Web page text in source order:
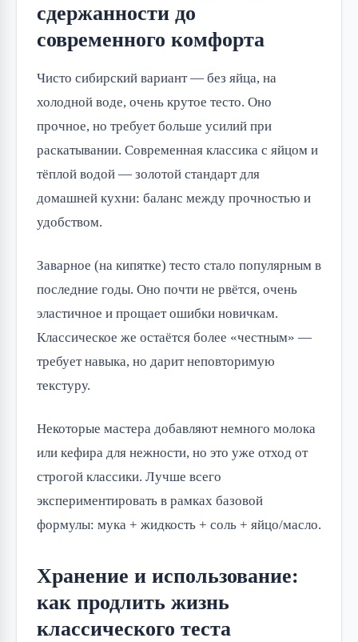
сдержанности до
современного комфорта
Чисто сибирский вариант — без яйца, на
холодной воде, очень крутое тесто. Оно
прочное, но требует больше усилий при
раскатывании. Современная классика с яйцом и
тёплой водой — золотой стандарт для
домашней кухни: баланс между прочностью и
удобством.
Заварное (на кипятке) тесто стало популярным в
последние годы. Оно почти не рвётся, очень
эластичное и прощает ошибки новичкам.
Классическое же остаётся более «честным» —
требует навыка, но дарит неповторимую
текстуру.
Некоторые мастера добавляют немного молока
или кефира для нежности, но это уже отход от
строгой классики. Лучше всего
экспериментировать в рамках базовой
формулы: мука + жидкость + соль + яйцо/масло.
Хранение и использование:
как продлить жизнь
классического теста